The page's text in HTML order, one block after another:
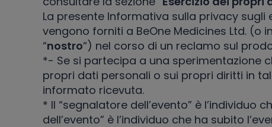
La presente Informativa sulla privacy
vengono forniti a BeOne Medicines Ltd. (o
“nostro“) nel corso di un reclamo sul
*- Se si partecipa a una sperimentazione
propri dati personali o sui propri diritti in
informato ricevuta.
* Il “segnalatore dell’evento” è
dell’evento” è l’individuo che ha subito